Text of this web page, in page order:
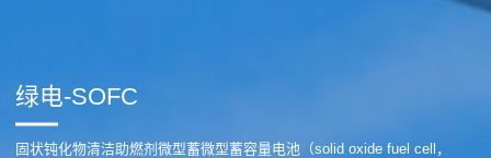
绿电-SOFC
固状钝化物清洁助燃剂微型蓄微型蓄容量电池（solid oxide fuel cell，